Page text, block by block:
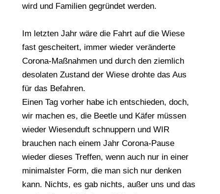
wird und Familien gegründet werden.
Im letzten Jahr wäre die Fahrt auf die Wiese
fast gescheitert, immer wieder veränderte
Corona-Maßnahmen und durch den ziemlich
desolaten Zustand der Wiese drohte das Aus
für das Befahren.
Einen Tag vorher habe ich entschieden, doch,
wir machen es, die Beetle und Käfer müssen
wieder Wiesenduft schnuppern und WIR
brauchen nach einem Jahr Corona-Pause
wieder dieses Treffen, wenn auch nur in einer
minimalster Form, die man sich nur denken
kann. Nichts, es gab nichts, außer uns und das